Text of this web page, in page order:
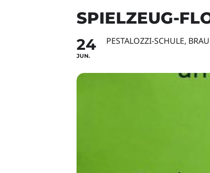
SPIELZEUG-
24
JUN.
PESTALOZZI-SCHULE,